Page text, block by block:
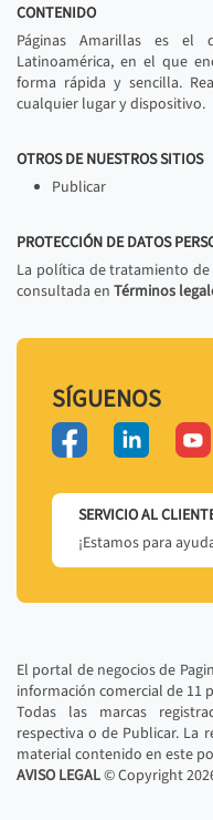
CONTENIDO
Páginas Amarillas es el
Latinoamérica, en el que
forma rápida y sencilla.
cualquier lugar y dispositivo.
OTROS DE NUESTROS SITIOS
Publicar
PROTECCIÓN DE DATOS
La política de tratamiento
consultada en Términos
SÍGUENOS
SERVICIO AL
¡Estamos para
El portal de negocios de
información comercial de 11
Todas las marcas
respectiva o de Publicar. La
material contenido en este
AVISO LEGAL© Copyright